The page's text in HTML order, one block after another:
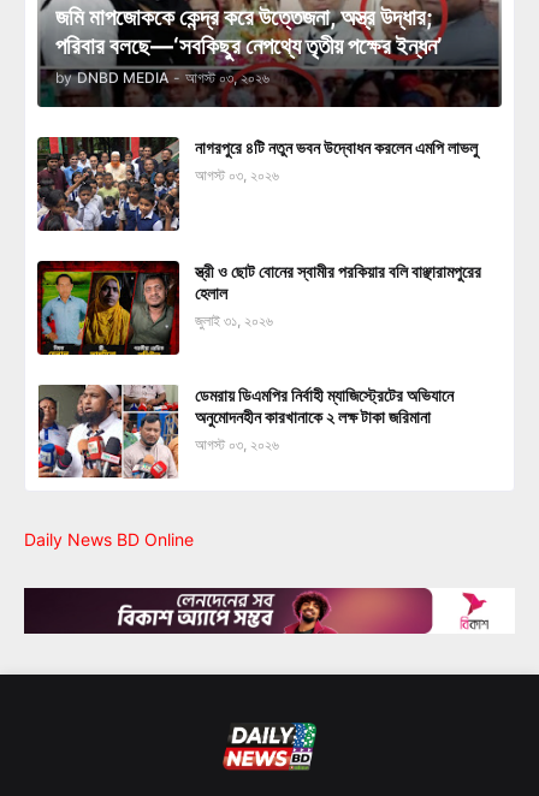
জমি মাপজোককে কেন্দ্র করে উত্তেজনা, অস্ত্র উদ্ধার;
পরিবার বলছে—‘সবকিছুর নেপথ্যে তৃতীয় পক্ষের ইন্ধন’
by DNBD MEDIA - আগস্ট ০৩, ২০২৬
নাগরপুরে ৪টি নতুন ভবন উদ্বোধন করলেন এমপি লাভলু
আগস্ট ০৩, ২০২৬
স্ত্রী ও ছোট বোনের স্বামীর পরকিয়ার বলি বাঞ্ছারামপুরের
হেলাল
জুলাই ৩১, ২০২৬
ডেমরায় ডিএমপির নির্বাহী ম্যাজিস্ট্রেটের অভিযানে
অনুমোদনহীন কারখানাকে ২ লক্ষ টাকা জরিমানা
আগস্ট ০৩, ২০২৬
Daily News BD Online